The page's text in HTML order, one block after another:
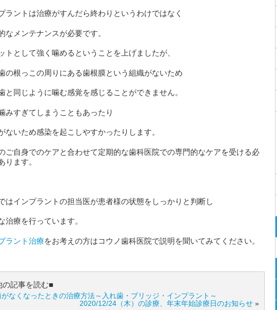
ラントは治療がすんだら終わりというわけではなく
なメンテナンスが必要です。
トとして強く噛めるということを上げましたが、
の根っこの周りにある歯根膜という組織がないため
と同じように噛む感覚を感じることができません。
みすぎてしまうこともあったり
ないため感染を起こしやすかったりします。
ご自身でのケアと合わせて定期的な歯科医院での専門的なケアを受ける必
ります。
はインプラントの担当医が患者様の状態をしっかりと判断し
治療を行っています。
ラント治療をお考えの方はコウノ歯科医院で説明を聞いてみてください。
の記事を読む■
がなくなったときの治療方法～入れ歯・ブリッジ・インプラント～
2020/12/24（木）の診療、年末年始診療日のお知らせ »